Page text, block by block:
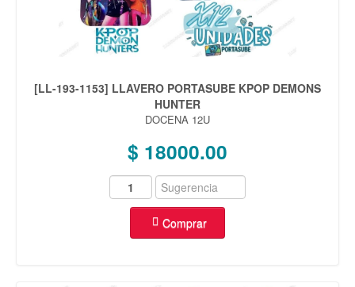
[LL-193-1153] LLAVERO PORTASUBE KPOP DEMONS
HUNTER
DOCENA 12U
$ 18000.00
Comprar